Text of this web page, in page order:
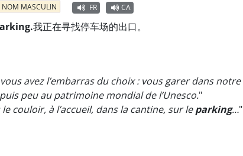
NOM MASCULIN FR CA
我正在寻找停车场的出口。
avez l’embarras du choix : vous garer dans notre
peu au patrimoine mondial de l’Unesco."
couloir, à l’accueil, dans la cantine, sur leparking…"